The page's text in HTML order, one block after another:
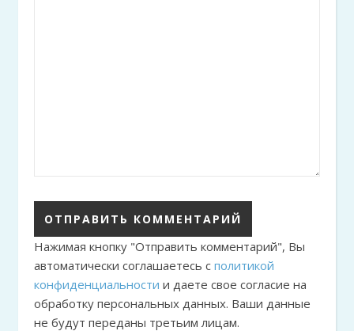
Нажимая кнопку "Отправить комментарий", Вы
автоматически соглашаетесь с политикой
конфиденциальности и даете свое согласие на
обработку персональных данных. Ваши данные
не будут переданы третьим лицам.